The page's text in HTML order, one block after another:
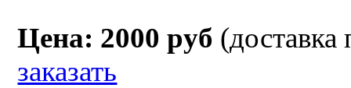
Цена: 2000 руб
заказать